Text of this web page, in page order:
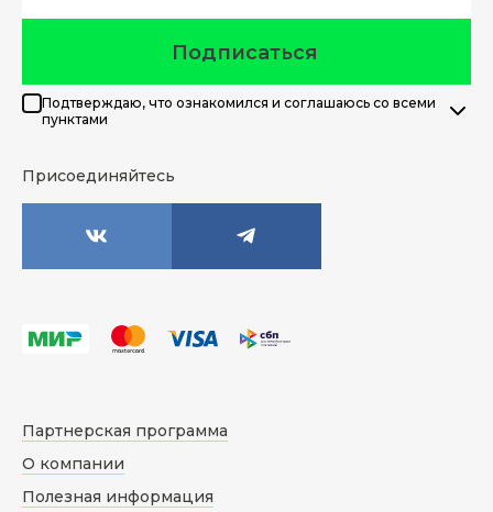
Подписаться
Подтверждаю, что ознакомился и соглашаюсь со всеми
пунктами
Присоединяйтесь
Партнерская программа
О компании
Полезная информация